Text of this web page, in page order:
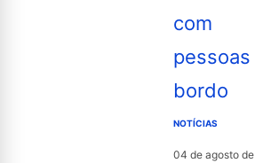
NOTÍCIAS
04 de agosto de